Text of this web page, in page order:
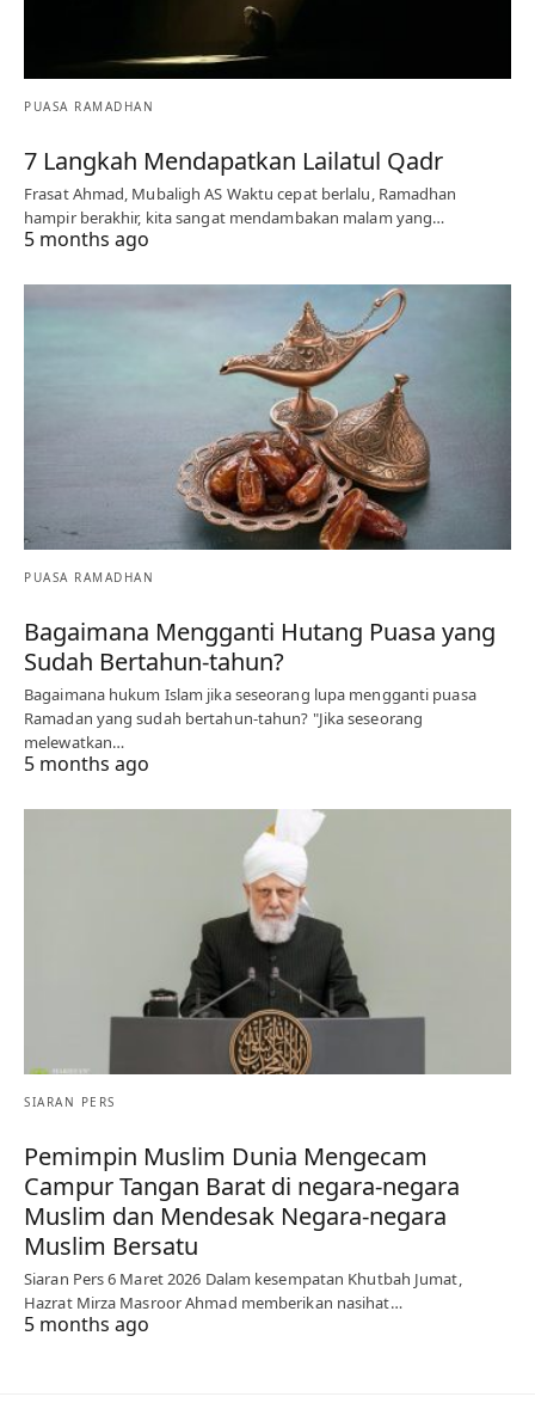
PUASA RAMADHAN
7 Langkah Mendapatkan Lailatul Qadr
Frasat Ahmad, Mubaligh AS Waktu cepat berlalu, Ramadhan
hampir berakhir, kita sangat mendambakan malam yang…
5 months ago
PUASA RAMADHAN
Bagaimana Mengganti Hutang Puasa yang
Sudah Bertahun-tahun?
Bagaimana hukum Islam jika seseorang lupa mengganti puasa
Ramadan yang sudah bertahun-tahun? "Jika seseorang
melewatkan…
5 months ago
SIARAN PERS
Pemimpin Muslim Dunia Mengecam
Campur Tangan Barat di negara-negara
Muslim dan Mendesak Negara-negara
Muslim Bersatu
Siaran Pers 6 Maret 2026 Dalam kesempatan Khutbah Jumat,
Hazrat Mirza Masroor Ahmad memberikan nasihat…
5 months ago